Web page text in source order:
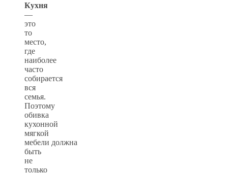
Кухня
—
это
то
место,
где
наиболее
часто
собирается
вся
семья.
Поэтому
обивка
кухонной
мягкой
мебели должна
быть
не
только